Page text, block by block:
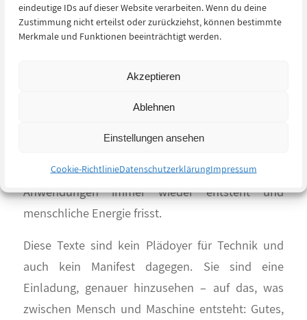
eindeutige IDs auf dieser Website verarbeiten. Wenn du deine
Zustimmung nicht erteilst oder zurückziehst, können bestimmte
Merkmale und Funktionen beeinträchtigt werden.
Akzeptieren
Ablehnen
Einstellungen ansehen
Cookie-RichtlinieDatenschutzerklärungImpressum
konzeptionellen roten Faden halte ich die
gesamte Zeit über selbst in der Hand.
Aspekte: Struktur und Sprache, Haltung und
Design – und auch die Verantwortung, die bleibt.
AI Slop, diese wachsende Masse an belanglosen
oder fehlerhaften Inhalten, die bei KI-
Anwendungen immer wieder entsteht und
menschliche Energie frisst.
Diese Texte sind kein Plädoyer für Technik und
auch kein Manifest dagegen. Sie sind eine
Einladung, genauer hinzusehen – auf das, was
zwischen Mensch und Maschine entsteht: Gutes,